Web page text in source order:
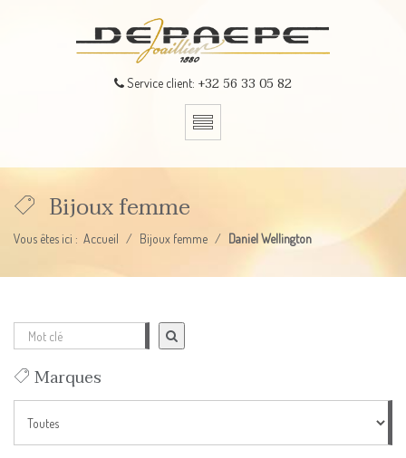
Service client: +32 56 33 05 82
Bijoux femme
Vous êtes ici : Accueil Bijoux femme Daniel Wellington
Marques